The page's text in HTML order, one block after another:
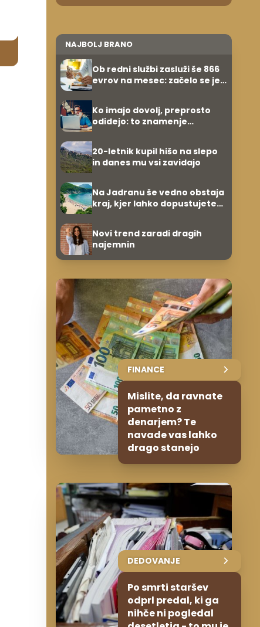
NAJBOLJ BRANO
Ob redni službi zasluži še 866
evrov na mesec: začelo se je
Ko imajo dovolj, preprosto
odidejo: to znamenje
20-letnik kupil hišo na slepo
in danes mu vsi zavidajo
Na Jadranu še vedno obstaja
kraj, kjer lahko dopustujete
Novi trend zaradi dragih
najemnin
FINANCE
Mislite, da ravnate
pametno z
denarjem? Te
navade vas lahko
drago stanejo
DEDOVANJE
Po smrti staršev
odprl predal, ki ga
nihče ni pogledal